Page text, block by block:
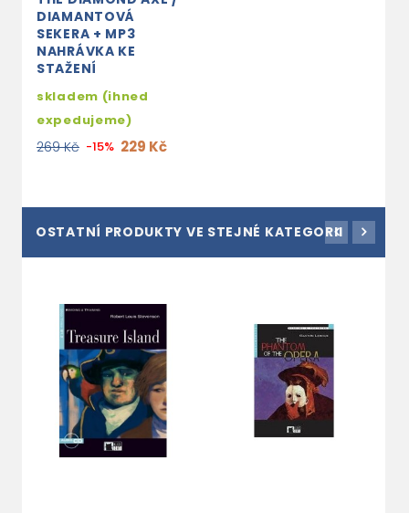
DIAMANTOVÁ
SEKERA + MP3
NAHRÁVKA KE
STAŽENÍ
skladem (ihned
expedujeme)
269 Kč -15% 229 Kč
OSTATNÍ PRODUKTY VE STEJNÉ KATEGORII